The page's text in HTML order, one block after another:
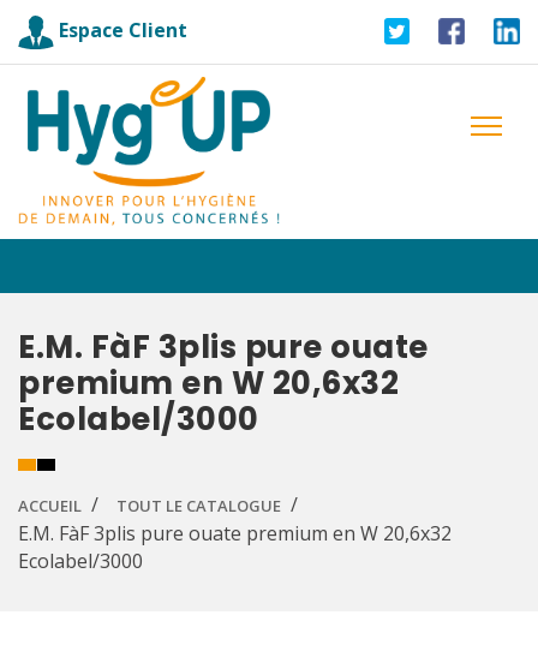
Espace Client
E.M. FàF 3plis pure ouate
premium en W 20,6x32
Ecolabel/3000
ACCUEIL TOUT LE CATALOGUE
E.M. FàF 3plis pure ouate premium en W 20,6x32
Ecolabel/3000